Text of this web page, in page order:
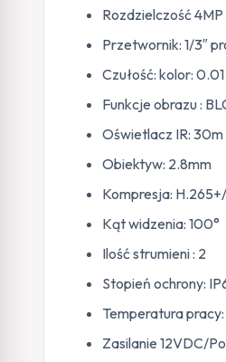
Rozdzielczość
Przetwornik: 1/3″
Czułość: kolor:
Funkcje obrazu :
Oświetlacz IR: 30m
Obiektyw: 2.8mm
Kompresja:
Kąt widzenia: 100°
Ilość strumieni : 2
Stopień ochrony:
Temperatura
Zasilanie 12VDC/